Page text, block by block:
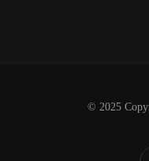
© 2025